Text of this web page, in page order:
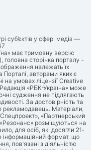
суб’єктів у сфері медіа —
має тримовну версію
головна сторінка порталу -
належать їх
Порталі, авторами яких є
на умовах ліцензії Creative
«РБК-Україна» може
судження не підлягають
За достовірність та
рекламодавець. Матеріали,
«Партнерський
«Резонанс» розміщуються на
для осіб, які досягли 21-
інформаційний формат, що
пов'язані з діяльністю